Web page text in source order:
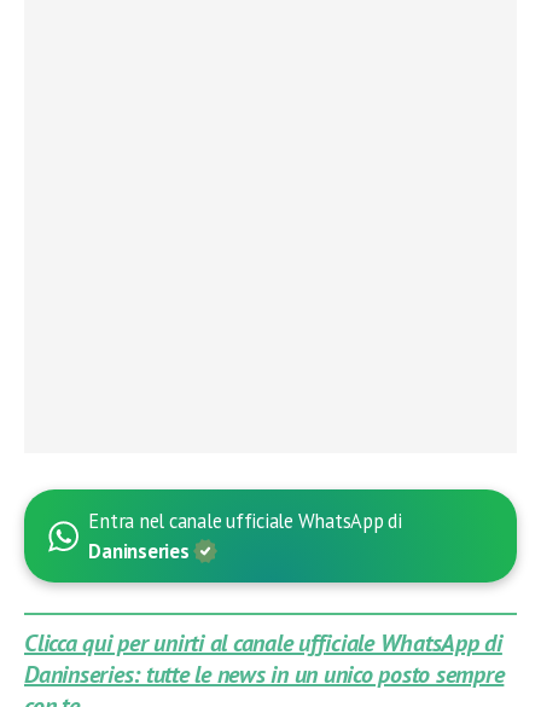
Entra nel canale ufficiale WhatsApp di
Daninseries
Clicca qui per unirti al canale ufficiale WhatsApp di
Daninseries: tutte le news in un unico posto sempre